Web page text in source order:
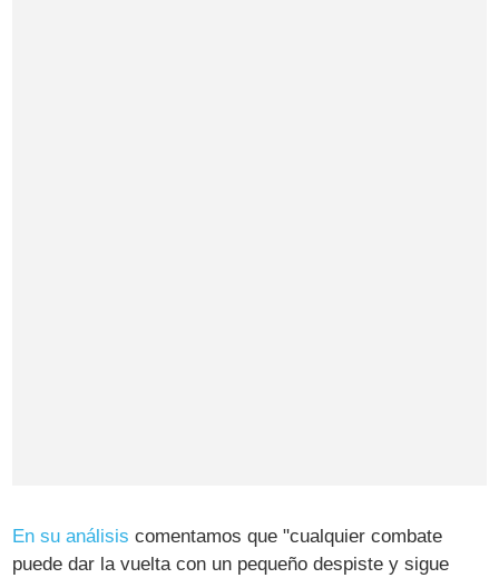
En su análisis comentamos que "cualquier combate
puede dar la vuelta con un pequeño despiste y sigue